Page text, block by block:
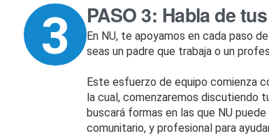
PASO 3: Habla de
En NU, te apoyamos en cada paso
seas un padre que trabaja o un
Este esfuerzo de equipo comienza
la cual, comenzaremos discutiendo
buscará formas en las que NU
comunitario, y profesional para